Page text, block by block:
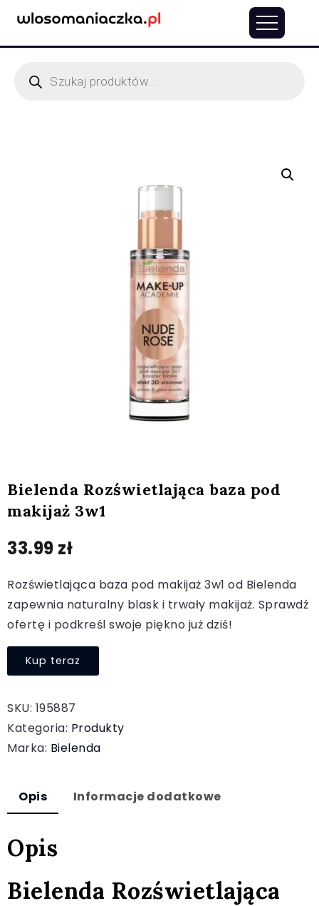
Bielenda Rozświetlająca baza pod
makijaż 3w1
33.99 zł
Rozświetlająca baza pod makijaż 3w1 od Bielenda
zapewnia naturalny blask i trwały makijaż. Sprawdź
ofertę i podkreśl swoje piękno już dziś!
Kup teraz
SKU: 195887
Kategoria: Produkty
Marka: Bielenda
Opis Informacje dodatkowe
Opis
Bielenda Rozświetlająca